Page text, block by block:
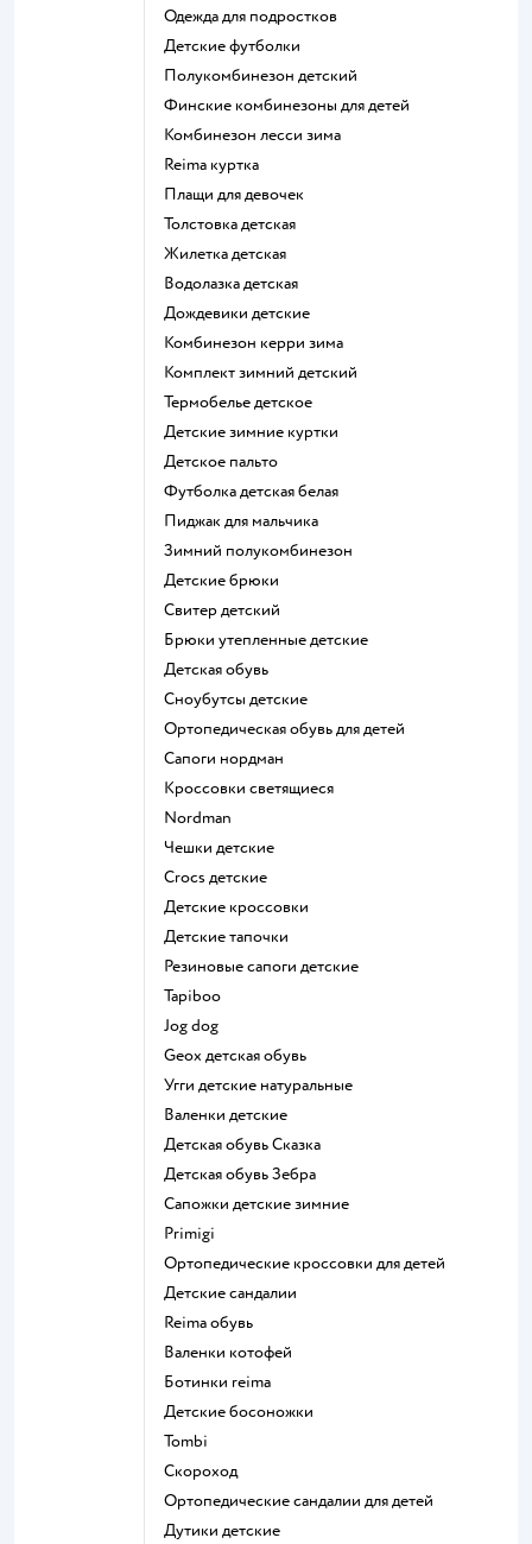
Одежда для подростков
Детские футболки
Полукомбинезон детский
Финские комбинезоны для детей
Комбинезон лесси зима
Reima куртка
Плащи для девочек
Толстовка детская
Жилетка детская
Водолазка детская
Дождевики детские
Комбинезон керри зима
Комплект зимний детский
Термобелье детское
Детские зимние куртки
Детское пальто
Футболка детская белая
Пиджак для мальчика
Зимний полукомбинезон
Детские брюки
Свитер детский
Брюки утепленные детские
Детская обувь
Сноубутсы детские
Ортопедическая обувь для детей
Сапоги нордман
Кроссовки светящиеся
Nordman
Чешки детские
Crocs детские
Детские кроссовки
Детские тапочки
Резиновые сапоги детские
Tapiboo
Jog dog
Geox детская обувь
Угги детские натуральные
Валенки детские
Детская обувь Сказка
Детская обувь Зебра
Сапожки детские зимние
Primigi
Ортопедические кроссовки для детей
Детские сандалии
Reima обувь
Валенки котофей
Ботинки reima
Детские босоножки
Tombi
Скороход
Ортопедические сандалии для детей
Дутики детские